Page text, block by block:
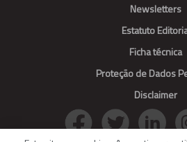
Newsletters
Estatuto
Ficha técnica
Proteção de Dados
Disclaimer